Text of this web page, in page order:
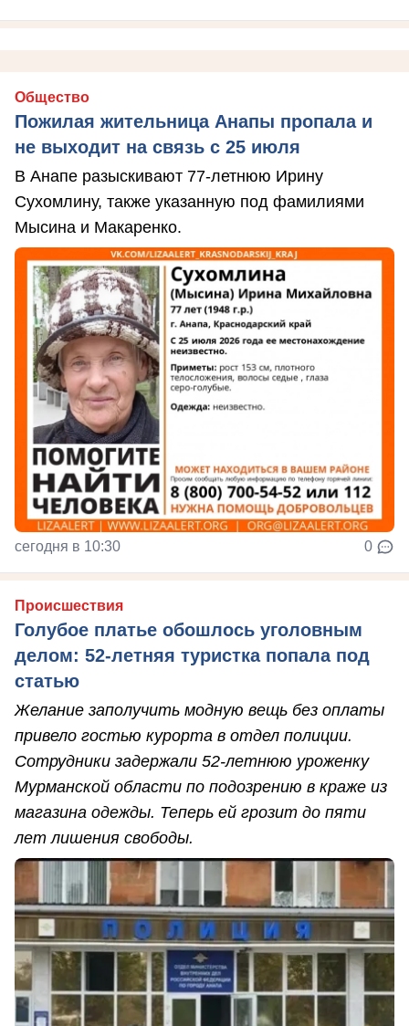
Общество
Пожилая жительница Анапы пропала и
не выходит на связь с 25 июля
В Анапе разыскивают 77-летнюю Ирину
Сухомлину, также указанную под фамилиями
Мысина и Макаренко.
сегодня в 10:30 0
Происшествия
Голубое платье обошлось уголовным
делом: 52-летняя туристка попала под
статью
Желание заполучить модную вещь без оплаты
привело гостью курорта в отдел полиции.
Сотрудники задержали 52-летнюю уроженку
Мурманской области по подозрению в краже из
магазина одежды. Теперь ей грозит до пяти
лет лишения свободы.